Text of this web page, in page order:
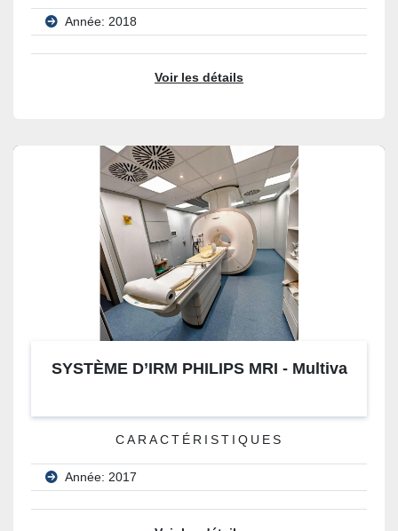
Année: 2018
Voir les détails
SYSTÈME D’IRM PHILIPS MRI - Multiva
CARACTÉRISTIQUES
Année: 2017